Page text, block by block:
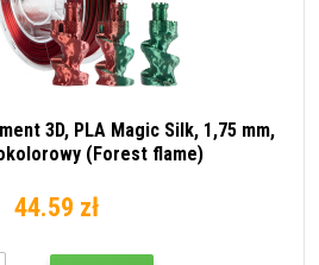
3D, PLA Magic Silk, 1,75 mm,
(Forest flame)
44.59 zł